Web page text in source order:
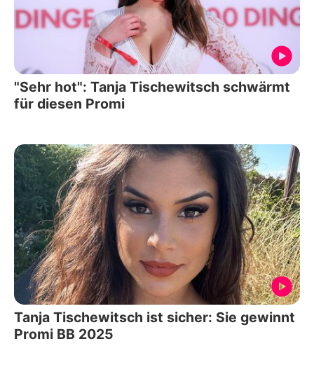
"Sehr hot": Tanja Tischewitsch schwärmt
für diesen Promi
Tanja Tischewitsch ist sicher: Sie gewinnt
Promi BB 2025